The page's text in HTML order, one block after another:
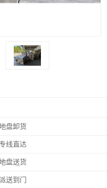
盘卸货
线直达
盘送货
送到门